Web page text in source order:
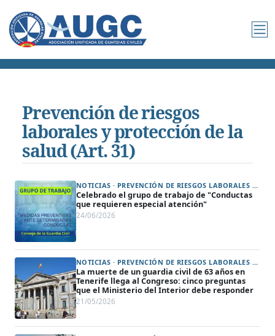
Prevención de riesgos
laborales y protección de la
salud (Art. 31)
NOTICIAS · PREVENCIÓN DE RIESGOS LABORALES Y PROTECCIÓN DE LA SALUD (ART. 31) · CONSEJO DE LA GUARDIA CIVIL
Celebrado el grupo de trabajo de "Conductas
que requieren especial atención"
24/06/2026
NOTICIAS · PREVENCIÓN DE RIESGOS LABORALES Y PROTECCIÓN DE LA SALUD (ART. 31) · ÁREA DE INSTITUCIONALES
La muerte de un guardia civil de 63 años en
Tenerife llega al Congreso: cinco preguntas
que el Ministerio del Interior debe responder
21/05/2026